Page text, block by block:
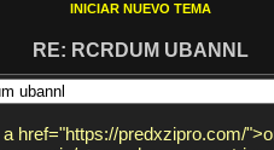
INICIAR NUEVO TEMA
RE: RCRDUM UBANNL
href="https://predxzipro.com/